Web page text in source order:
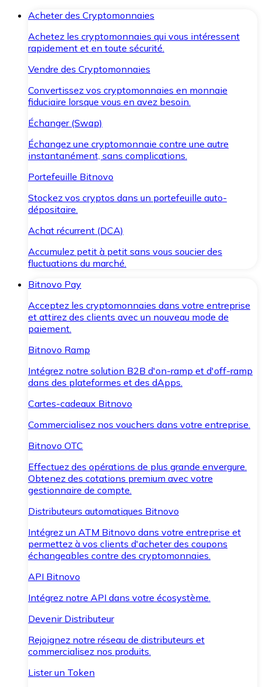
Acheter des Cryptomonnaies
Achetez les cryptomonnaies qui vous intéressent
rapidement et en toute sécurité.
Vendre des Cryptomonnaies
Convertissez vos cryptomonnaies en monnaie
fiduciaire lorsque vous en avez besoin.
Échanger (Swap)
Échangez une cryptomonnaie contre une autre
instantanément, sans complications.
Portefeuille Bitnovo
Stockez vos cryptos dans un portefeuille auto-
dépositaire.
Achat récurrent (DCA)
Accumulez petit à petit sans vous soucier des
fluctuations du marché.
Bitnovo Pay
Acceptez les cryptomonnaies dans votre entreprise
et attirez des clients avec un nouveau mode de
paiement.
Bitnovo Ramp
Intégrez notre solution B2B d'on-ramp et d'off-ramp
dans des plateformes et des dApps.
Cartes-cadeaux Bitnovo
Commercialisez nos vouchers dans votre entreprise.
Bitnovo OTC
Effectuez des opérations de plus grande envergure.
Obtenez des cotations premium avec votre
gestionnaire de compte.
Distributeurs automatiques Bitnovo
Intégrez un ATM Bitnovo dans votre entreprise et
permettez à vos clients d'acheter des coupons
échangeables contre des cryptomonnaies.
API Bitnovo
Intégrez notre API dans votre écosystème.
Devenir Distributeur
Rejoignez notre réseau de distributeurs et
commercialisez nos produits.
Lister un Token